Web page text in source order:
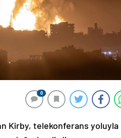
değerlendirdi.